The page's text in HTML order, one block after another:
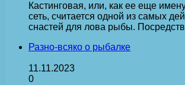
Кастинговая, или, как ее еще
сеть, считается одной из самых
снастей для лова рыбы.
Разно-всяко о рыбалке
11.11.2023
0